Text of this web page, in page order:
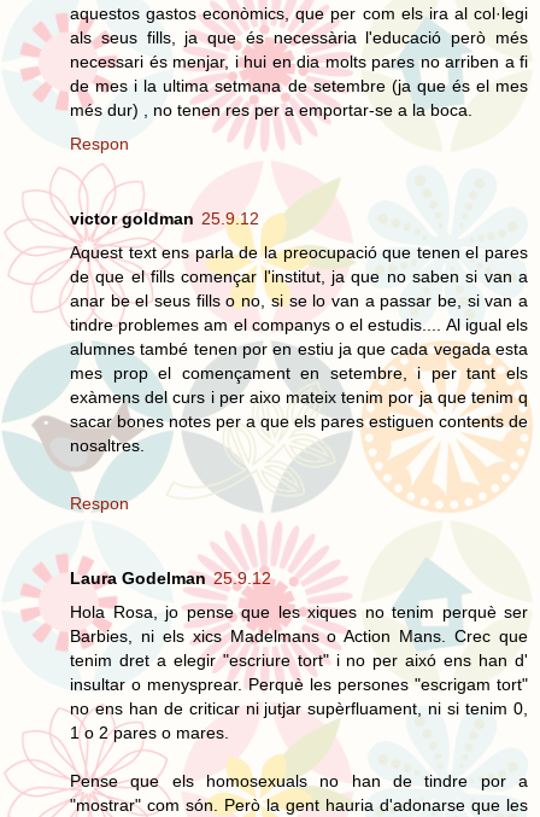
aquestos gastos econòmics, que per com els ira al col·legi
als seus fills, ja que és necessària l'educació però més
necessari és menjar, i hui en dia molts pares no arriben a fi
de mes i la ultima setmana de setembre (ja que és el mes
més dur) , no tenen res per a emportar-se a la boca.
Respon
victor goldman 25.9.12
Aquest text ens parla de la preocupació que tenen el pares
de que el fills començar l'institut, ja que no saben si van a
anar be el seus fills o no, si se lo van a passar be, si van a
tindre problemes am el companys o el estudis.... Al igual els
alumnes també tenen por en estiu ja que cada vegada esta
mes prop el començament en setembre, i per tant els
exàmens del curs i per aixo mateix tenim por ja que tenim q
sacar bones notes per a que els pares estiguen contents de
nosaltres.
Respon
Laura Godelman 25.9.12
Hola Rosa, jo pense que les xiques no tenim perquè ser
Barbies, ni els xics Madelmans o Action Mans. Crec que
tenim dret a elegir "escriure tort" i no per aixó ens han d'
insultar o menysprear. Perquè les persones "escrigam tort"
no ens han de criticar ni jutjar supèrfluament, ni si tenim 0,
1 o 2 pares o mares.
Pense que els homosexuals no han de tindre por a
"mostrar" com són. Però la gent hauria d'adonarse que les